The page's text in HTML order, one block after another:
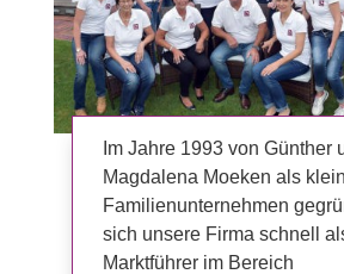
Im Jahre 1993 von Günther
Magdalena Moeken als
Familienunternehmen
sich unsere Firma schnell
Marktführer im Bereich